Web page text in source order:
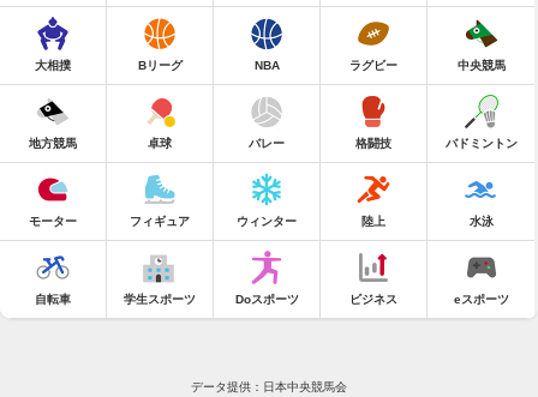
大相撲 Bリーグ NBA ラグビー 中央競馬
地方競馬 卓球 バレー 格闘技 バドミントン
モーター フィギュア ウィンター 陸上 水泳
自転車 学生スポーツ Doスポーツ ビジネス eスポーツ
データ提供：日本中央競馬会